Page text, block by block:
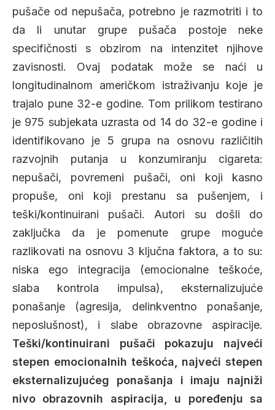
pušače od nepušača, potrebno je razmotriti i to
da li unutar grupe pušača postoje neke
specifičnosti s obzirom na intenzitet njihove
zavisnosti. Ovaj podatak može se naći u
longitudinalnom američkom istraživanju koje je
trajalo pune 32-e godine. Tom prilikom testirano
je 975 subjekata uzrasta od 14 do 32-e godine i
identifikovano je 5 grupa na osnovu različitih
razvojnih putanja u konzumiranju cigareta:
nepušači, povremeni pušači, oni koji kasno
propuše, oni koji prestanu sa pušenjem, i
teški/kontinuirani pušači. Autori su došli do
zaključka da je pomenute grupe moguće
razlikovati na osnovu 3 ključna faktora, a to su:
niska ego integracija (emocionalne teškoće,
slaba kontrola impulsa), eksternalizujuće
ponašanje (agresija, delinkventno ponašanje,
neposlušnost), i slabe obrazovne aspiracije.
Teški/kontinuirani pušači pokazuju najveći
stepen emocionalnih teškoća, najveći stepen
eksternalizujućeg ponašanja i imaju najniži
nivo obrazovnih aspiracija, u poređenju sa